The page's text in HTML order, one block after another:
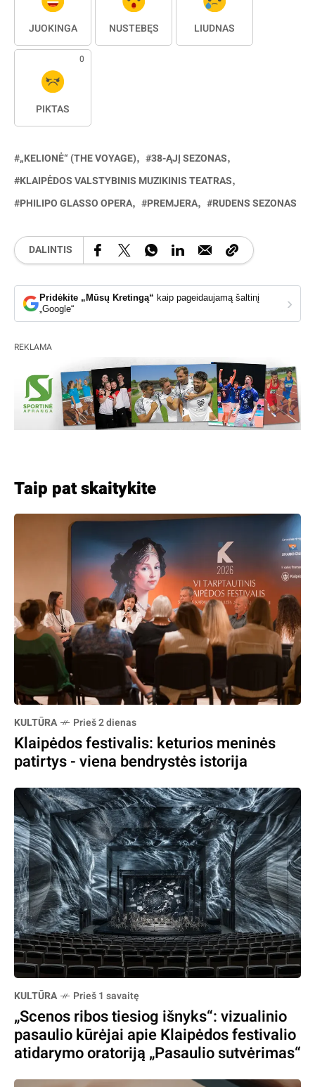
JUOKINGA NUSTEBĘS LIŪDNAS
0
PIKTAS
„KELIONĖ“ (THE VOYAGE)
38-ĄJĮ SEZONAS
KLAIPĖDOS VALSTYBINIS MUZIKINIS TEATRAS
PHILIPO GLASSO OPERA
PREMJERA RUDENS SEZONAS
DALINTIS
Pridėkite „Mūsų Kretingą“ kaip pageidaujamą šaltinį
„Google“
›
REKLAMA
Taip pat skaitykite
KULTŪRA Prieš 2 dienas
Klaipėdos festivalis: keturios meninės
patirtys - viena bendrystės istorija
KULTŪRA Prieš 1 savaitę
„Scenos ribos tiesiog išnyks“: vizualinio
pasaulio kūrėjai apie Klaipėdos festivalio
atidarymo oratoriją „Pasaulio sutvėrimas“